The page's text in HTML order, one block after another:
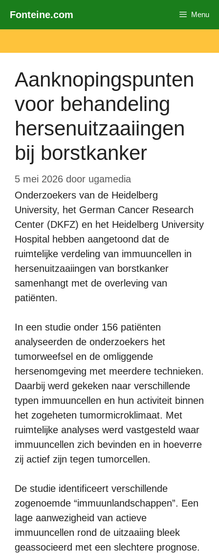
naar
inhoud
Fonteine.com Menu
Aanknopingspunten
voor behandeling
hersenuitzaaiingen
bij borstkanker
5 mei 2026 door ugamedia
Onderzoekers van de Heidelberg
University, het German Cancer Research
Center (DKFZ) en het Heidelberg University
Hospital hebben aangetoond dat de
ruimtelijke verdeling van immuuncellen in
hersenuitzaaiingen van borstkanker
samenhangt met de overleving van
patiënten.
In een studie onder 156 patiënten
analyseerden de onderzoekers het
tumorweefsel en de omliggende
hersenomgeving met meerdere technieken.
Daarbij werd gekeken naar verschillende
typen immuuncellen en hun activiteit binnen
het zogeheten tumormicroklimaat. Met
ruimtelijke analyses werd vastgesteld waar
immuuncellen zich bevinden en in hoeverre
zij actief zijn tegen tumorcellen.
De studie identificeert verschillende
zogenoemde “immuunlandschappen”. Een
lage aanwezigheid van actieve
immuuncellen rond de uitzaaiing bleek
geassocieerd met een slechtere prognose.